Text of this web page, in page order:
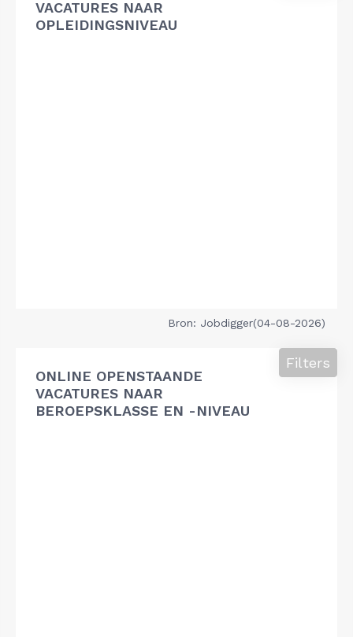
VACATURES NAAR
OPLEIDINGSNIVEAU
Bron: Jobdigger(04-08-2026)
ONLINE OPENSTAANDE
VACATURES NAAR
BEROEPSKLASSE EN -NIVEAU
Filters